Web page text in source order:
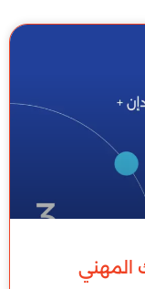
المهني